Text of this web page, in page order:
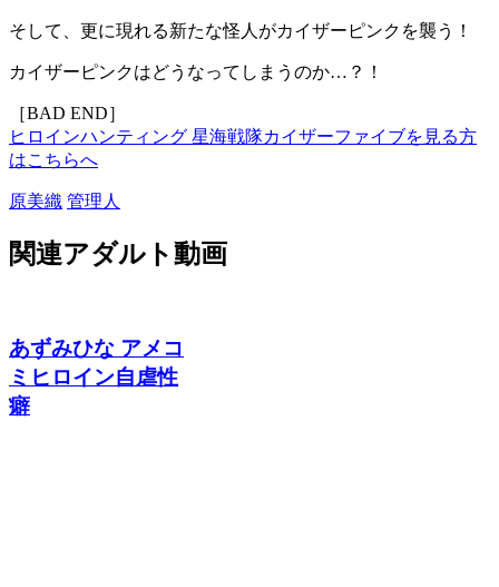
そして、更に現れる新たな怪人がカイザーピンクを襲う！
カイザーピンクはどうなってしまうのか…？！
［BAD END］
ヒロインハンティング 星海戦隊カイザーファイブを見る方
はこちらへ
原美織 管理人
関連アダルト動画
あずみひな アメコ
ミヒロイン自虐性
癖